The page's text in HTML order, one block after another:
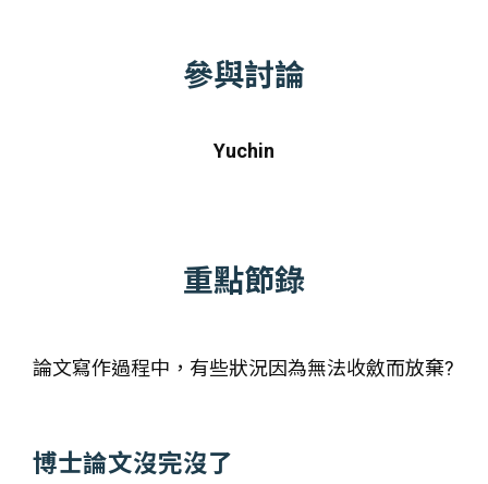
參與討論
Yuchin
重點節錄
論文寫作過程中，有些狀況因為無法收斂而放棄?
博士論文沒完沒了